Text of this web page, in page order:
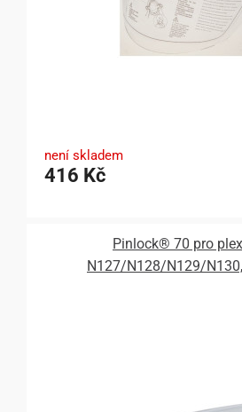
není skladem
416 Kč
Pinlock® 70 pro
N127/N128/N129/